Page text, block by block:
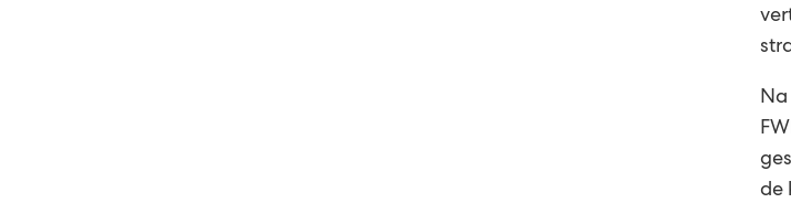
Na
de